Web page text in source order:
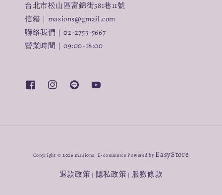
台北市松山區富錦街581巷11號
信箱｜masions@gmail.com
聯絡我們｜02-2753-5667
營業時間｜09:00-18:00
Copyright © 2026 masions. E-commerce Powered by EasyStore
退款政策 | 隱私政策 | 服務條款